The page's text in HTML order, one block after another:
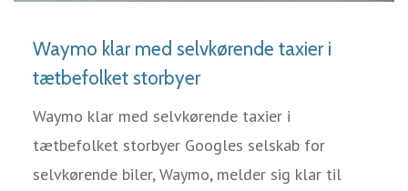
Waymo klar med selvkørende taxier i
tætbefolket storbyer
Waymo klar med selvkørende taxier i
tætbefolket storbyer Googles selskab for
selvkørende biler, Waymo, melder sig klar til